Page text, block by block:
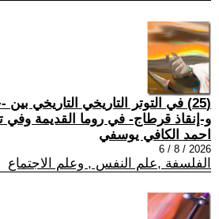
(25) في التوتر التاريخي التاريخي
و-إنقاذ قرطاج- في روما القديمة وفي
احمد الكافي يوسفي
2026 / 8 / 6
الفلسفة ,علم النفس , وعلم الاجتماع